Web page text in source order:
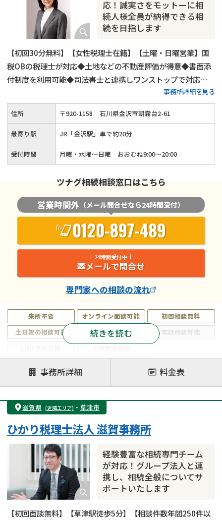
相続トラブル
応！誠実さをモットーに相
続人様全員が納得できる相
続を目指します
【初回30分無料】【女性税理士在籍】【土曜・日曜営業】国
税OBの税理士が対応◆土地などの不動産評価が得意◆書面添
付制度を利用可能◆司法書士と連携しワンストップで対応
◆「誠実さ」をモットーにお客様とほかの相続人様が納得でき
る相続税申告を行っています。
事務所詳細を見る
来所不要 オンライン面談可能
初回相談無料
土日祝の相談可能
19時以降電話可能
電話相談可能
注力案件
遺言書作成・遺言執行
相続放棄
相続登記
遺産分割
遺留分侵害額請求
相続税申告
相続手続き
銀行手続き
成年後見・任意後見
贈与税
相続人調査
相続財産調査
相続トラブル
続きを読む
住所 〒920-1158 石川県金沢市朝霧台2-61
最寄り駅 JR「金沢駅」車で約20分
受付時間 月曜・水曜～日曜 おおむね9:00〜20:00
ツナグ相続相談窓口はこちら
営業時間外 （メール問合せなら24時間受付）
0120-897-489
24時間受付中
メールで問合せ
専門家への相談の流れ
事務所詳細 料金表
滋賀県 (近隣エリア) ・ 草津市
経験豊富な相続専門チーム
が対応！グループ法人と連
携し、相続全般についてサ
ポートいたします
ひかり税理士法人 滋賀事務所
【初回面談無料】【草津駅徒歩5分】【相談件数年間250件以